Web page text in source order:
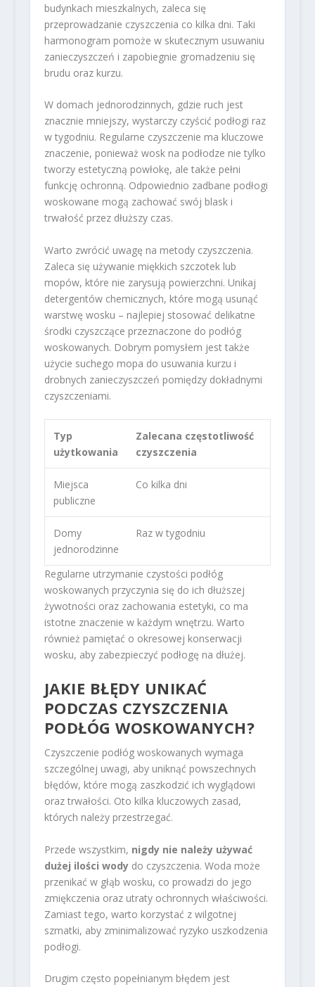
budynkach mieszkalnych, zaleca się
przeprowadzanie czyszczenia co kilka dni. Taki
harmonogram pomoże w skutecznym usuwaniu
zanieczyszczeń i zapobiegnie gromadzeniu się
brudu oraz kurzu.
W domach jednorodzinnych, gdzie ruch jest
znacznie mniejszy, wystarczy czyścić podłogi raz
w tygodniu. Regularne czyszczenie ma kluczowe
znaczenie, ponieważ wosk na podłodze nie tylko
tworzy estetyczną powłokę, ale także pełni
funkcję ochronną. Odpowiednio zadbane podłogi
woskowane mogą zachować swój blask i
trwałość przez dłuższy czas.
Warto zwrócić uwagę na metody czyszczenia.
Zaleca się używanie miękkich szczotek lub
mopów, które nie zarysują powierzchni. Unikaj
detergentów chemicznych, które mogą usunąć
warstwę wosku – najlepiej stosować delikatne
środki czyszczące przeznaczone do podłóg
woskowanych. Dobrym pomysłem jest także
użycie suchego mopa do usuwania kurzu i
drobnych zanieczyszczeń pomiędzy dokładnymi
czyszczeniami.
Typ
użytkowania
Zalecana częstotliwość
czyszczenia
Miejsca
publiczne
Co kilka dni
Domy
jednorodzinne
Raz w tygodniu
Regularne utrzymanie czystości podłóg
woskowanych przyczynia się do ich dłuższej
żywotności oraz zachowania estetyki, co ma
istotne znaczenie w każdym wnętrzu. Warto
również pamiętać o okresowej konserwacji
wosku, aby zabezpieczyć podłogę na dłużej.
JAKIE BŁĘDY UNIKAĆ
PODCZAS CZYSZCZENIA
PODŁÓG WOSKOWANYCH?
Czyszczenie podłóg woskowanych wymaga
szczególnej uwagi, aby uniknąć powszechnych
błędów, które mogą zaszkodzić ich wyglądowi
oraz trwałości. Oto kilka kluczowych zasad,
których należy przestrzegać.
Przede wszystkim, nigdy nie należy używać
dużej ilości wodydo czyszczenia. Woda może
przenikać w głąb wosku, co prowadzi do jego
zmiękczenia oraz utraty ochronnych właściwości.
Zamiast tego, warto korzystać z wilgotnej
szmatki, aby zminimalizować ryzyko uszkodzenia
podłogi.
Drugim często popełnianym błędem jest